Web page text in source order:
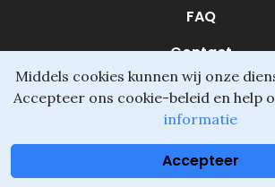
FAQ
Contact
Middels cookies kunnen wij onze
Accepteer ons cookie-beleid en help
informatie
Accepteer